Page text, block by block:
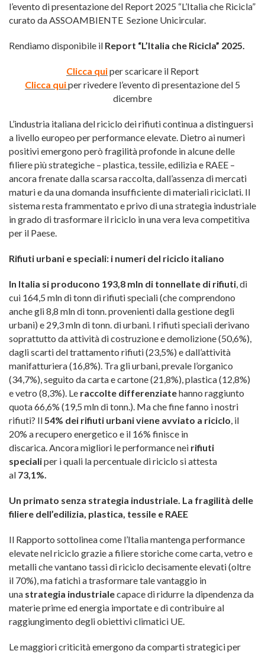
l’evento di presentazione del Report 2025 “L’Italia che Ricicla”
curato da ASSOAMBIENTE Sezione Unicircular.
Rendiamo disponibile il Report “L’Italia che Ricicla” 2025.
Clicca quiper scaricare il Report
Clicca quiper rivedere l’evento di presentazione del 5
dicembre
L’industria italiana del riciclo dei rifiuti continua a distinguersi
a livello europeo per performance elevate. Dietro ai numeri
positivi emergono però fragilità profonde in alcune delle
filiere più strategiche – plastica, tessile, edilizia e RAEE –
ancora frenate dalla scarsa raccolta, dall’assenza di mercati
maturi e da una domanda insufficiente di materiali riciclati. Il
sistema resta frammentato e privo di una strategia industriale
in grado di trasformare il riciclo in una vera leva competitiva
per il Paese.
Rifiuti urbani e speciali: i numeri del riciclo italiano
In Italia si producono 193,8 mln di tonnellate di rifiuti, di
cui 164,5 mln di tonn di rifiuti speciali (che comprendono
anche gli 8,8 mln di tonn. provenienti dalla gestione degli
urbani) e 29,3 mln di tonn. di urbani. I rifiuti speciali derivano
soprattutto da attività di costruzione e demolizione (50,6%),
dagli scarti del trattamento rifiuti (23,5%) e dall’attività
manifatturiera (16,8%). Tra gli urbani, prevale l’organico
(34,7%), seguito da carta e cartone (21,8%), plastica (12,8%)
e vetro (8,3%). Le raccolte differenziatehanno raggiunto
quota 66,6% (19,5 mln di tonn.). Ma che fine fanno i nostri
rifiuti? Il54% dei rifiuti urbani viene avviato a riciclo, il
20% a recupero energetico e il 16% finisce in
discarica. Ancora migliori le performance nei rifiuti
specialiper i quali la percentuale di riciclo si attesta
al 73,1%.
Un primato senza strategia industriale. La fragilità delle
filiere dell’edilizia, plastica, tessile e RAEE
Il Rapporto sottolinea come l’Italia mantenga performance
elevate nel riciclo grazie a filiere storiche come carta, vetro e
metalli che vantano tassi di riciclo decisamente elevati (oltre
il 70%), ma fatichi a trasformare tale vantaggio in
una strategia industrialecapace di ridurre la dipendenza da
materie prime ed energia importate e di contribuire al
raggiungimento degli obiettivi climatici UE.
Le maggiori criticità emergono da comparti strategici per